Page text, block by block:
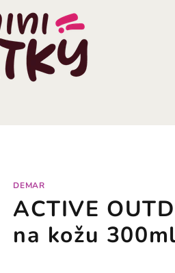
DEMAR
ACTIVE
na kožu